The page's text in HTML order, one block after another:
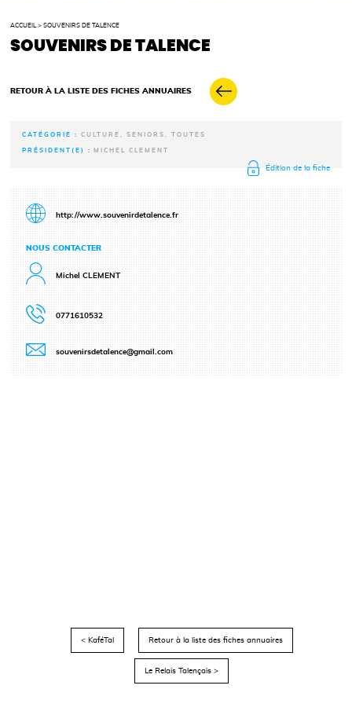
ACCUEIL >SOUVENIRS DE TALENCE
SOUVENIRS DE TALENCE
RETOUR À LA LISTE DES FICHES ANNUAIRES
CATÉGORIE :CULTURE, SENIORS, TOUTES
PRÉSIDENT(E) : MICHEL CLEMENT
Édition de la fiche
http://www.souvenirdetalence.fr
NOUS CONTACTER
Michel CLEMENT
0771610532
souvenirsdetalence@gmail.com
< KaféTal Retour à la liste des fiches annuaires
Le Relais Talençais >